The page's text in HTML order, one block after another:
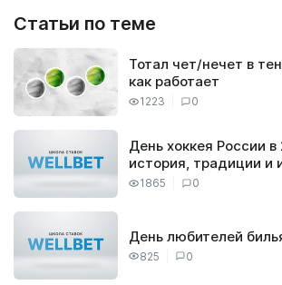
Статьи по теме
1223 0
Тотал чет/нечет в
как работает
1865 0
День хоккея России
история, традиции и
факты
825 0
День любителей